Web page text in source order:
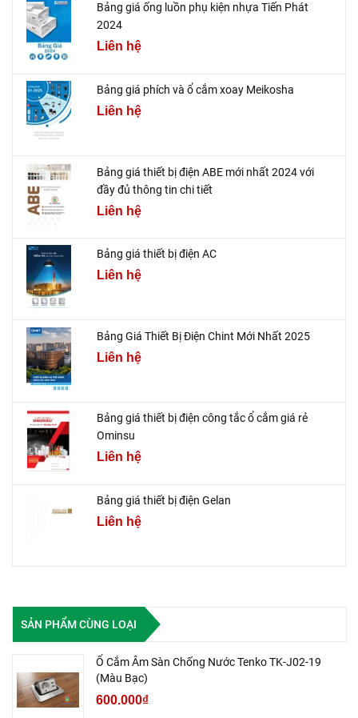
Bảng giá ống luồn phụ kiện nhựa Tiến Phát
2024
Liên hệ
Bảng giá phích và ổ cắm xoay Meikosha
Liên hệ
Bảng giá thiết bị điện ABE mới nhất 2024 với
đầy đủ thông tin chi tiết
Liên hệ
Bảng giá thiết bị điện AC
Liên hệ
Bảng Giá Thiết Bị Điện Chint Mới Nhất 2025
Liên hệ
Bảng giá thiết bị điện công tắc ổ cắm giá rẻ
Ominsu
Liên hệ
Bảng giá thiết bị điện Gelan
Liên hệ
SẢN PHẨM CÙNG LOẠI
Ổ Cắm Âm Sàn Chống Nước Tenko TK-J02-19
(Màu Bạc)
600.000₫